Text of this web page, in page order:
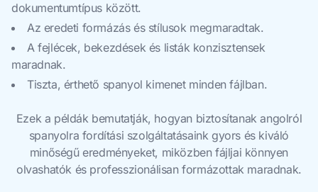
dokumentumtípus között.
Az eredeti formázás és stílusok megmaradtak.
A fejlécek, bekezdések és listák konzisztensek
maradnak.
Tiszta, érthető spanyol kimenet minden fájlban.
Ezek a példák bemutatják, hogyan biztosítanak angolról
spanyolra fordítási szolgáltatásaink gyors és kiváló
minőségű eredményeket, miközben fájljai könnyen
olvashatók és professzionálisan formázottak maradnak.